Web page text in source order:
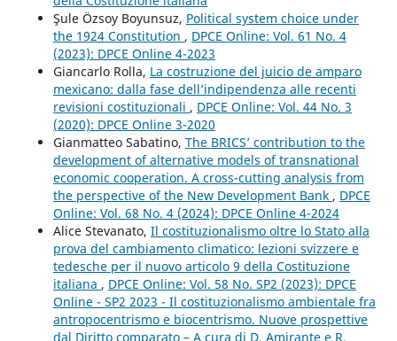
Şule Özsoy Boyunsuz, Political system choice under
the 1924 Constitution , DPCE Online: Vol. 61 No. 4
(2023): DPCE Online 4-2023
Giancarlo Rolla, La costruzione del juicio de amparo
mexicano: dalla fase dell’indipendenza alle recenti
revisioni costituzionali , DPCE Online: Vol. 44 No. 3
(2020): DPCE Online 3-2020
Gianmatteo Sabatino, The BRICS’ contribution to the
development of alternative models of transnational
economic cooperation. A cross-cutting analysis from
the perspective of the New Development Bank , DPCE
Online: Vol. 68 No. 4 (2024): DPCE Online 4-2024
Alice Stevanato, Il costituzionalismo oltre lo Stato alla
prova del cambiamento climatico: lezioni svizzere e
tedesche per il nuovo articolo 9 della Costituzione
italiana , DPCE Online: Vol. 58 No. SP2 (2023): DPCE
Online - SP2 2023 - Il costituzionalismo ambientale fra
antropocentrismo e biocentrismo. Nuove prospettive
dal Diritto comparato – A cura di D. Amirante e R.